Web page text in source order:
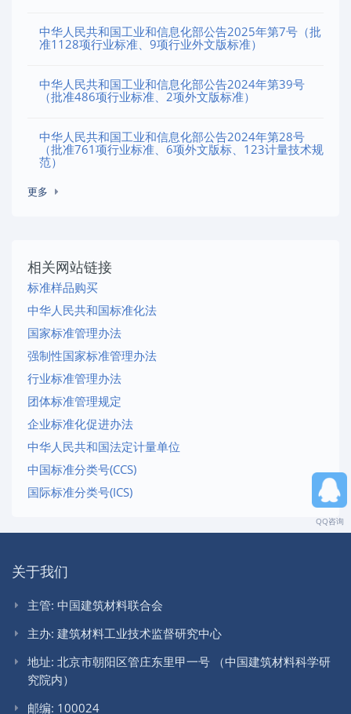
中华人民共和国工业和信息化部公告2025年第7号（批
准1128项行业标准、9项行业外文版标准）
中华人民共和国工业和信息化部公告2024年第39号
（批准486项行业标准、2项外文版标准）
中华人民共和国工业和信息化部公告2024年第28号
（批准761项行业标准、6项外文版标、123计量技术规
范）
更多
相关网站链接
标准样品购买
中华人民共和国标准化法
国家标准管理办法
强制性国家标准管理办法
行业标准管理办法
团体标准管理规定
企业标准化促进办法
中华人民共和国法定计量单位
中国标准分类号(CCS)
国际标准分类号(ICS)
关于我们
主管: 中国建筑材料联合会
主办: 建筑材料工业技术监督研究中心
地址: 北京市朝阳区管庄东里甲一号 （中国建筑材料科学研
究院内）
邮编: 100024
QQ咨询